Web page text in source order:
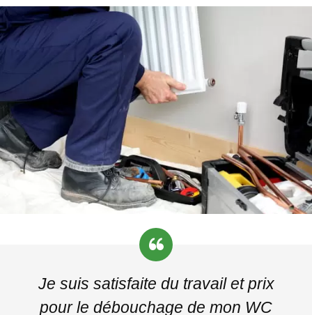
Je suis satisfaite du travail et prix
pour le débouchage de mon WC